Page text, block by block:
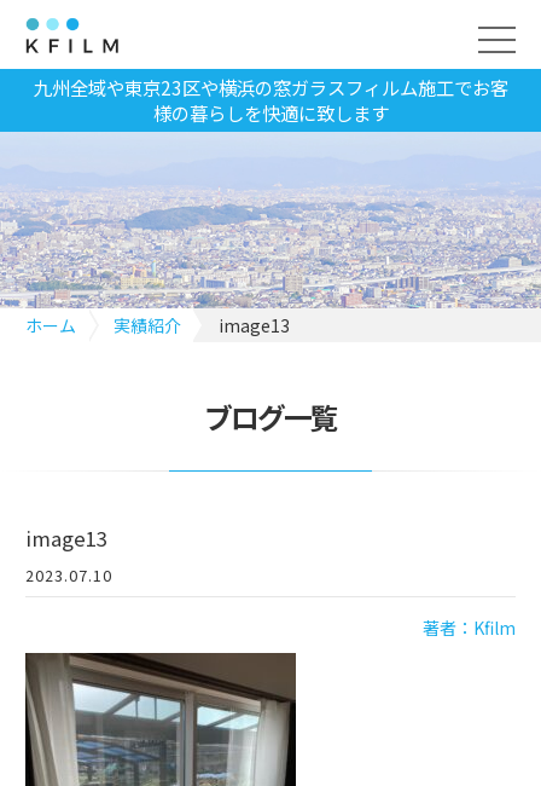
九州全域や東京23区や横浜の窓ガラスフィルム施工でお客
様の暮らしを快適に致します
ホーム 実績紹介 image13
ブログ一覧
image13
2023.07.10
著者：Kfilm